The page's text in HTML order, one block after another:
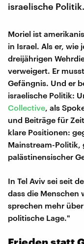
israelische Politik.
Moriel ist
in Israel. Als er, wie
dreijährigen
verweigert. Er
Gefängnis. Und er
israelische Politik:
Collective , als
und Beiträge für
klare Positionen:
Mainstream-Politik,
palästinensischer
In Tel Aviv sei seit
dass die Menschen
sprechen mehr
politische Lage."